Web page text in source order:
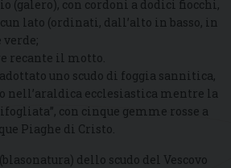
(galero), con cordoni a dodici fiocchi,
lato (ordinati, dall’alto in basso, in
verde;
recante il motto.
uno scudo di foggia sannitica,
nell’araldica ecclesiastica mentre la
con cinque gemme rosse a
Piaghe di Cristo.
dello scudo del Vescovo